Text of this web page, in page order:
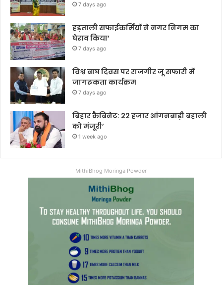
7 days ago
हड़ताली सफाईकर्मियों ने नगर निगम का
घेराव किया’
7 days ago
विश्व बाघ दिवस पर राजगीर जू सफारी में
जागरूकता कार्यक्रम
7 days ago
बिहार कैबिनेट: 22 हजार आंगनबाड़ी बहाली
को मंजूरी’
1 week ago
MithiBhog Moringa Powder